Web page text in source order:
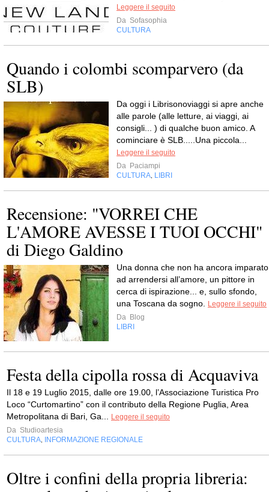
Leggere il seguito
Da Sofasophia
CULTURA
Quando i colombi scomparvero (da
SLB)
Da oggi i Librisonoviaggi si apre anche
alle parole (alle letture, ai viaggi, ai
consigli... ) di qualche buon amico. A
cominciare è SLB.....Una piccola...
Leggere il seguito
Da Paciampi
CULTURA LIBRI
Recensione: "VORREI CHE
L'AMORE AVESSE I TUOI OCCHI"
di Diego Galdino
Una donna che non ha ancora imparato
ad arrendersi all’amore, un pittore in
cerca di ispirazione... e, sullo sfondo,
una Toscana da sogno.
Leggere il seguito
Da Blog
LIBRI
Festa della cipolla rossa di Acquaviva
Il 18 e 19 Luglio 2015, dalle ore 19.00, l’Associazione Turistica Pro
Loco “Curtomartino” con il contributo della Regione Puglia, Area
Metropolitana di Bari, Ga...
Leggere il seguito
Da Studioartesia
CULTURA
INFORMAZIONE REGIONALE
Oltre i confini della propria libreria: